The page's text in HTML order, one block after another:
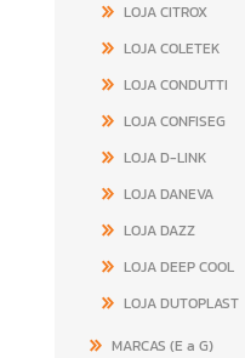
LOJA CITROX
LOJA COLETEK
LOJA CONDUTTI
LOJA CONFISEG
LOJA D-LINK
LOJA DANEVA
LOJA DAZZ
LOJA DEEP COOL
LOJA DUTOPLAST
MARCAS (E a G)